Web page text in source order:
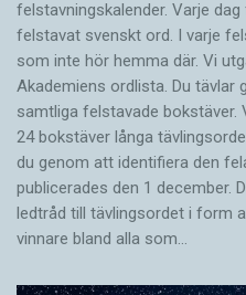
felstavningskalender. Varje
felstavat svenskt ord. I varje
som inte hör hemma där. Vi
Akademiens ordlista. Du
samtliga felstavade bokstäver.
24 bokstäver långa
du genom att identifiera den
publicerades den 1 december.
ledtråd till tävlingsordet i form
vinnare bland alla som…